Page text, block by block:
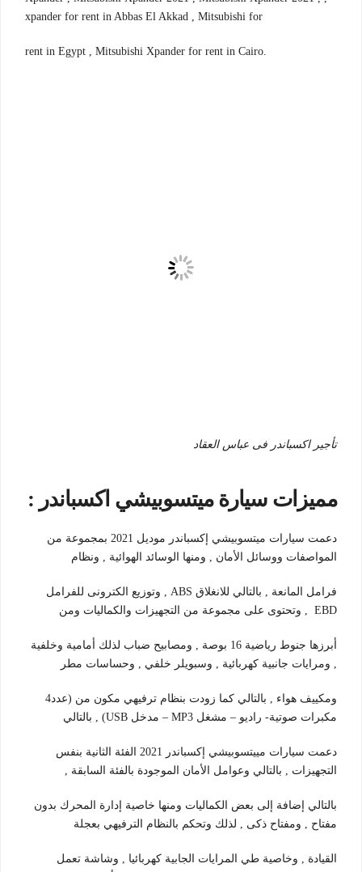
xpander for rent in Abbas El Akkad , Mitsubishi for
Mitsubishi Xpander for rent in Cairo
تأجير اكسباندر فى عباس العقاد
مميزات سيارة ميتسوبيشي اكسباندر :
دعمت سيارات ميتسوبيشي إكسباندر موديل 2021 بمجموعة من
المواصفات ووسائل الأمان , ومنها الوسائد الهوائية , ونظام
فرامل المانعة , بالتالي للانغلاق ABS , وتوزيع الكترونى للفرامل
EBD , وتحتوى على مجموعة من التجهيزات والكماليات ومن
أبرزها جنوط رياضية 16 بوصة , ومصابيح ضباب لذلك أمامية وخلفية
, ومرايات جانبية كهربائية , وسبويلر خلفي , وحساسات مطر
ومكييف هواء , بالتالي كما زودت بنظام ترفيهي مكون من (عدد4
مكبرات صوتية- راديو – مشغل MP3 – مدخل USB) , بالتالي
دعمت سيارات مييتسوبيشي إكسباندر 2021 الفئة الثانية بنفس
التجهيزات , بالتالي وعوامل الأمان الموجودة بالفئة السابقة ,
بالتالي إضافة إلى بعض الكماليات ومنها خاصية إدارة المحرك بدون
مفتاح , ومفتاح ذكى , لذلك وتحكم بالنظام الترفيهي بعجلة
القيادة , وخاصية طي المرايات الجابية كهربائيا , وشاشة تعمل